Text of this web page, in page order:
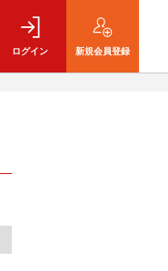
ログイン 新規会員登録